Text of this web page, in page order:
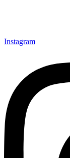
Instagram